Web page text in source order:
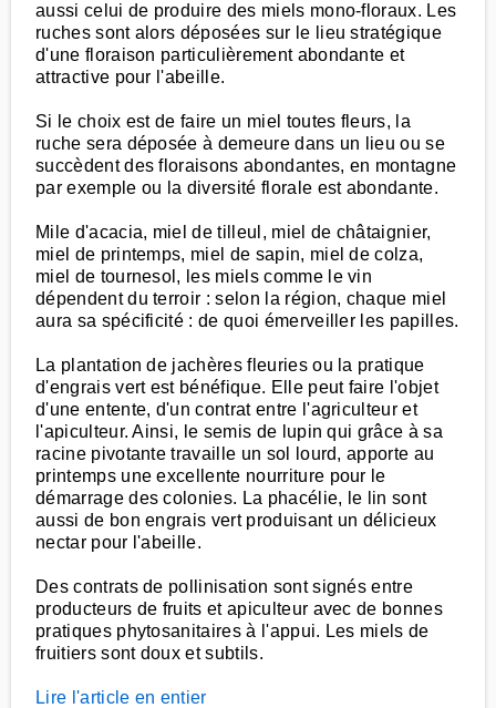
aussi celui de produire des miels mono-floraux. Les
ruches sont alors déposées sur le lieu stratégique
d'une floraison particulièrement abondante et
attractive pour l'abeille.
Si le choix est de faire un miel toutes fleurs, la
ruche sera déposée à demeure dans un lieu ou se
succèdent des floraisons abondantes, en montagne
par exemple ou la diversité florale est abondante.
Mile d'acacia, miel de tilleul, miel de châtaignier,
miel de printemps, miel de sapin, miel de colza,
miel de tournesol, les miels comme le vin
dépendent du terroir : selon la région, chaque miel
aura sa spécificité : de quoi émerveiller les papilles.
La plantation de jachères fleuries ou la pratique
d'engrais vert est bénéfique. Elle peut faire l'objet
d'une entente, d'un contrat entre l'agriculteur et
l'apiculteur. Ainsi, le semis de lupin qui grâce à sa
racine pivotante travaille un sol lourd, apporte au
printemps une excellente nourriture pour le
démarrage des colonies. La phacélie, le lin sont
aussi de bon engrais vert produisant un délicieux
nectar pour l'abeille.
Des contrats de pollinisation sont signés entre
producteurs de fruits et apiculteur avec de bonnes
pratiques phytosanitaires à l'appui. Les miels de
fruitiers sont doux et subtils.
Lire l'article en entier